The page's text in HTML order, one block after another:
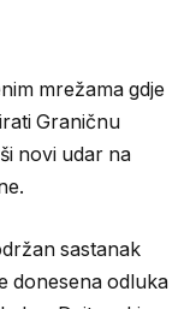
mrežama gdje
Graničnu
novi udar na
sastanak
donesena odluka